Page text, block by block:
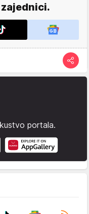
zajednici.
portala.